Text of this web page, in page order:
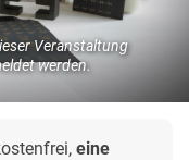
Veranstaltung
werden.
eine